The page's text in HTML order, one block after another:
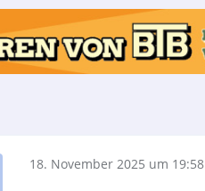
18. November 2025 um 19:58